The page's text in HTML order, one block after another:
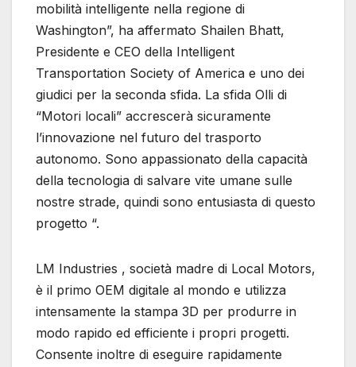
mobilità intelligente nella regione di
Washington”, ha affermato Shailen Bhatt,
Presidente e CEO della Intelligent
Transportation Society of America e uno dei
giudici per la seconda sfida. La sfida Olli di
“Motori locali” accrescerà sicuramente
l’innovazione nel futuro del trasporto
autonomo. Sono appassionato della capacità
della tecnologia di salvare vite umane sulle
nostre strade, quindi sono entusiasta di questo
progetto “.
LM Industries , società madre di Local Motors,
è il primo OEM digitale al mondo e utilizza
intensamente la stampa 3D per produrre in
modo rapido ed efficiente i propri progetti.
Consente inoltre di eseguire rapidamente